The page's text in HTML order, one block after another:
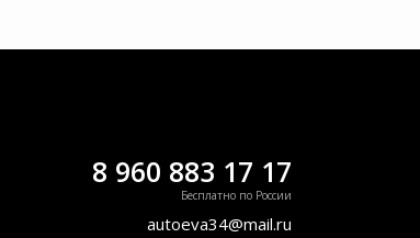
8 960 883 17 17
Бесплатно по России
autoeva34@mail.ru